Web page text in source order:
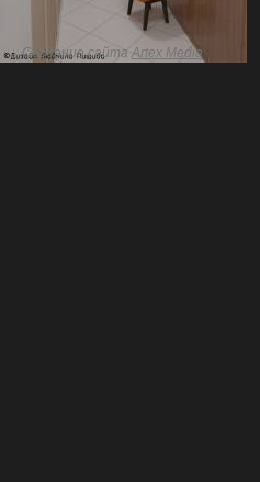
Создание сайта Artex Media